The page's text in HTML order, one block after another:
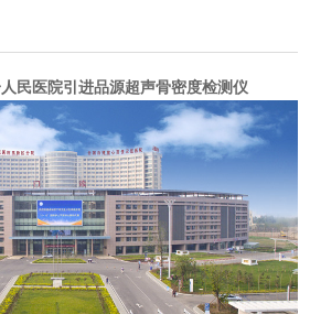
民医院引进品源超声骨密度检测仪